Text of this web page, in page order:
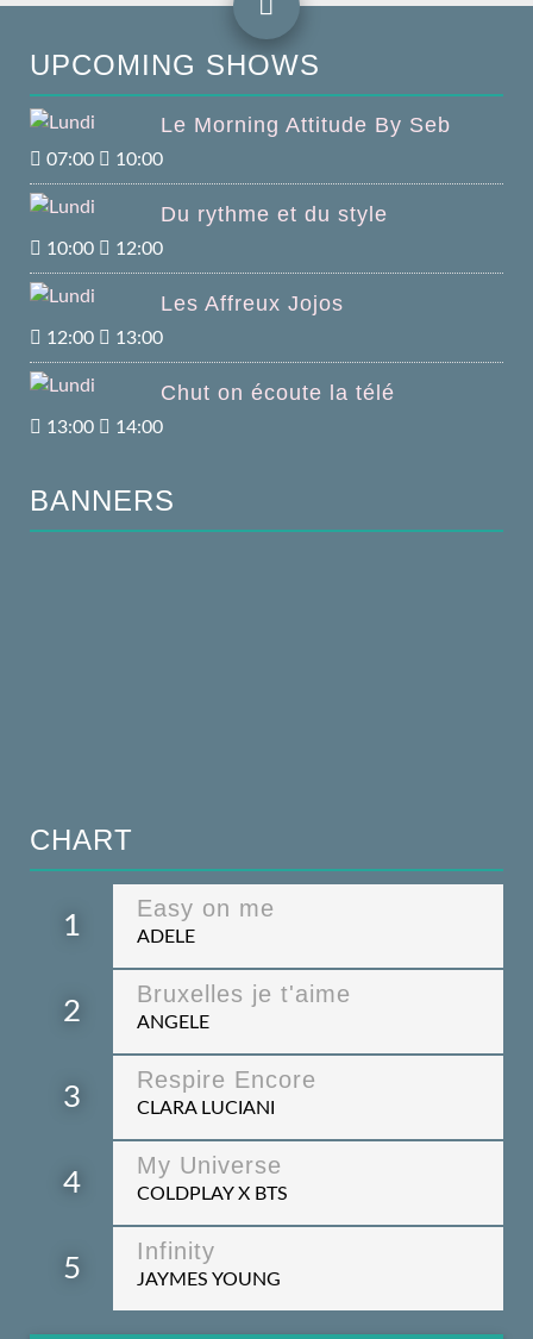
UPCOMING SHOWS
Le Morning Attitude By Seb
07:00 10:00
Du rythme et du style
10:00 12:00
Les Affreux Jojos
12:00 13:00
Chut on écoute la télé
13:00 14:00
BANNERS
CHART
1
Easy on me
ADELE
2
Bruxelles je t'aime
ANGELE
3
Respire Encore
CLARA LUCIANI
4
My Universe
COLDPLAY X BTS
5
Infinity
JAYMES YOUNG